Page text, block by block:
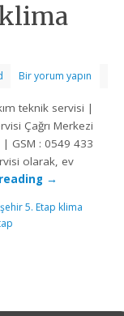
Bir yorum yapın
teknik servisi |
Çağrı Merkezi
GSM : 0549 433
olarak, ev
→
5. Etap klima